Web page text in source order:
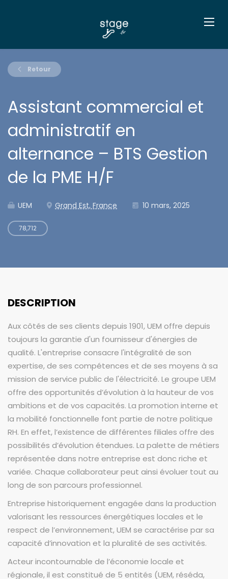
Retour
Assistant commercial et
administratif en
alternance – BTS Gestion
de la PME H/F
UEM Grand Est, France 10 mars, 2025
78,712
DESCRIPTION
Aux côtés de ses clients depuis 1901, UEM offre depuis
toujours la garantie d'un fournisseur d'énergies de
qualité. L'entreprise consacre l'intégralité de son
expertise, de ses compétences et de ses moyens à sa
mission de service public de l'électricité. Le groupe UEM
offre des opportunités d’évolution à la hauteur de vos
ambitions et de vos capacités. La promotion interne et
la mobilité fonctionnelle font partie de notre politique
RH. En effet, l’existence de différentes filiales offre des
possibilités d’évolution étendues. La palette de métiers
représentée dans notre entreprise est donc riche et
variée. Chaque collaborateur peut ainsi évoluer tout au
long de son parcours professionnel.
Entreprise historiquement engagée dans la production
valorisant les ressources énergétiques locales et le
respect de l’environnement, UEM se caractérise par sa
capacité d’innovation et la pluralité de ses activités.
Acteur incontournable de l’économie locale et
régionale, il est constitué de 5 entités (UEM, réséda,